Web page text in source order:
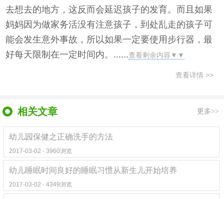
去想去的地方，这反而会延迟孩子的发育。而且如果
妈妈因为做家务活没有注意孩子，到处乱走的孩子可
能会发生意外事故，所以如果一定要使用步行器，最
好每天限制在一定时间内。......查看剩余内容▼▼
查看详情 >>
相关文章 更多>>
幼儿园保健之正确洗手的方法
2017-03-02 · 3960浏览
幼儿睡眠时间良好的睡眠习惯从新生儿开始培养
2017-03-02 · 4349浏览